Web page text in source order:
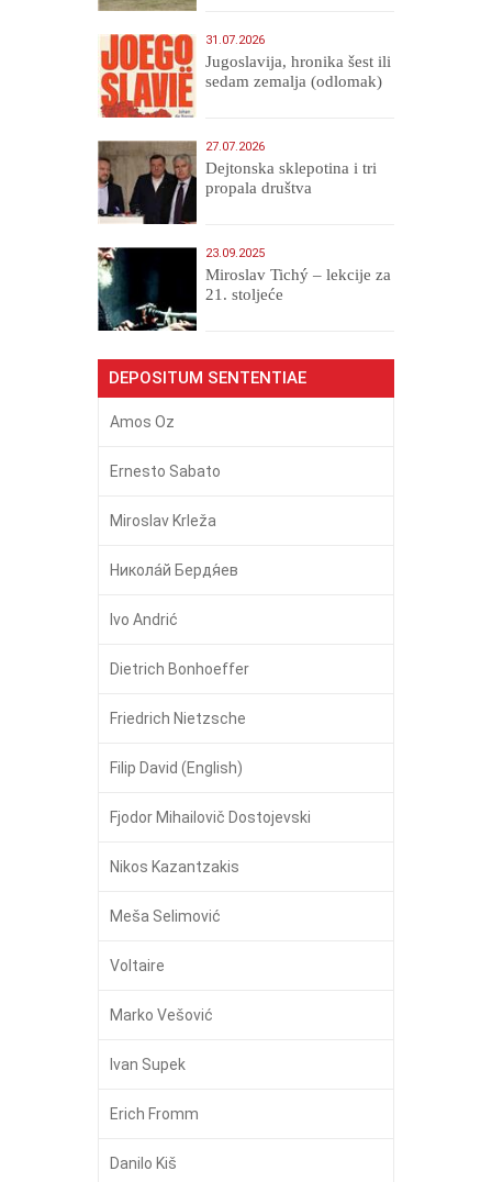
31.07.2026
Jugoslavija, hronika šest ili
sedam zemalja (odlomak)
27.07.2026
Dejtonska sklepotina i tri
propala društva
23.09.2025
Miroslav Tichý – lekcije za
21. stoljeće
DEPOSITUM SENTENTIAE
Amos Oz
Ernesto Sabato
Miroslav Krleža
Никола́й Бердя́ев
Ivo Andrić
Dietrich Bonhoeffer
Friedrich Nietzsche
Filip David (English)
Fjodor Mihailovič Dostojevski
Nikos Kazantzakis
Meša Selimović
Voltaire
Marko Vešović
Ivan Supek
Erich Fromm
Danilo Kiš